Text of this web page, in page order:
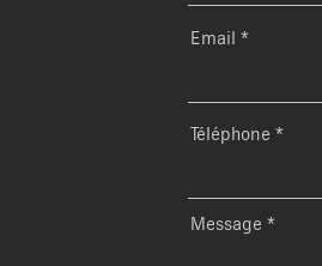
Email
Téléphone
Message